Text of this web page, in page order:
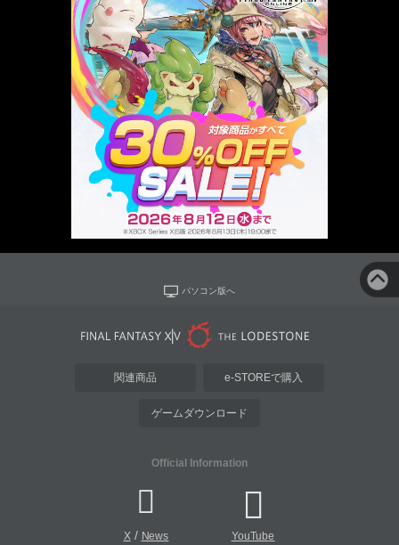
パソコン版へ
関連商品 e-STOREで購入
ゲームダウンロード
Official Information
X/ News YouTube